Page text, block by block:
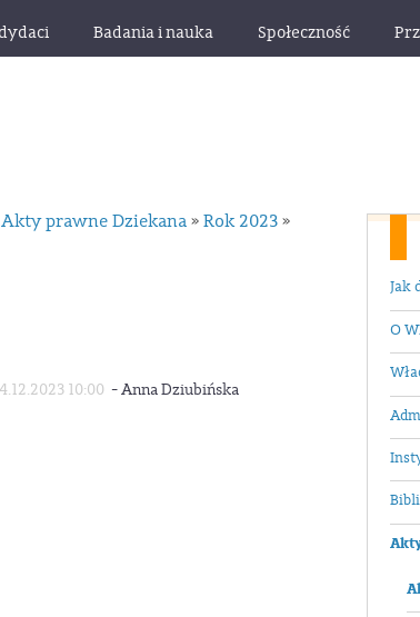
Badania i nauka Społeczność
Jak
O
Akty prawne Dziekana » Rok 2023 »
10:00 -Anna Dziubińska